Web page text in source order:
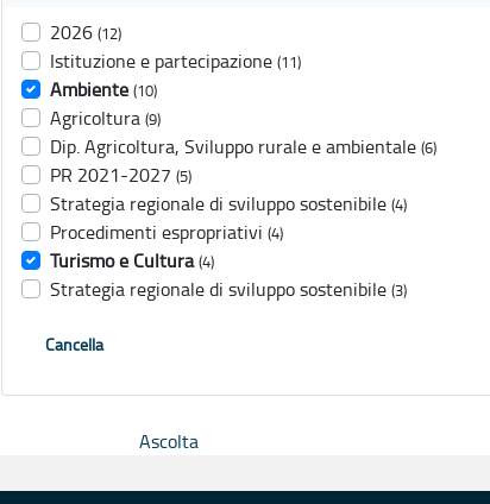
2026 (12)
Istituzione e partecipazione (11)
Ambiente (10)
Agricoltura (9)
Dip. Agricoltura, Sviluppo rurale e ambientale (6)
PR 2021-2027 (5)
Strategia regionale di sviluppo sostenibile (4)
Procedimenti espropriativi (4)
Turismo e Cultura (4)
Strategia regionale di sviluppo sostenibile (3)
Cancella
Ascolta